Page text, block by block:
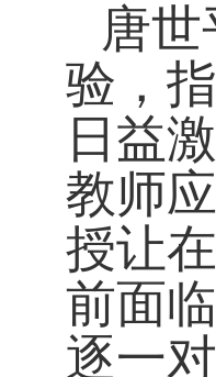
唐
验，
日益
教师
授让
前面
逐一